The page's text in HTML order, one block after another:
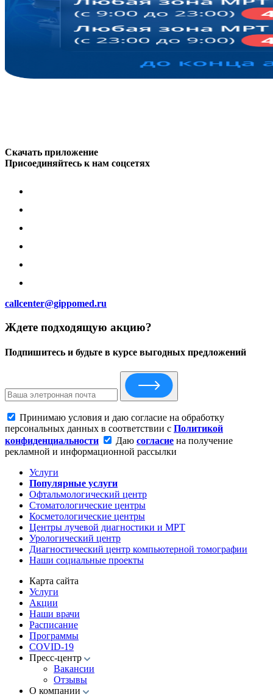
Скачать приложение
Присоединяйтесь к нам соцсетях
callcenter@gippomed.ru
Ждете подходящую акцию?
Подпишитесь и будьте в курсе выгодных предложений
Принимаю условия и даю согласие на обработку
персональных данных в соответствии с Политикой
конфиденциальности
Даю согласие на получение
рекламной и информационной рассылки
Услуги
Популярные услуги
Офтальмологический центр
Стоматологические центры
Косметологические центры
Центры лучевой диагностики и МРТ
Урологический центр
Диагностический центр компьютерной томографии
Наши социальные проекты
Карта сайта
Услуги
Акции
Наши врачи
Расписание
Программы
COVID-19
Пресс-центр
Вакансии
Отзывы
О компании